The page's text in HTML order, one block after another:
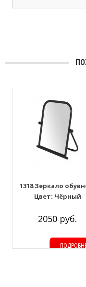
1318 Зеркало
Цвет: Чёрный
2050 руб.